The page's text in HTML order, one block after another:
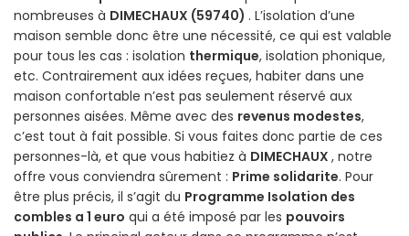
nombreuses à DIMECHAUX (59740) . L’isolation d’une
maison semble donc être une nécessité, ce qui est valable
pour tous les cas : isolation thermique, isolation phonique,
etc. Contrairement aux idées reçues, habiter dans une
maison confortable n’est pas seulement réservé aux
personnes aisées. Même avec des revenus modestes,
c’est tout à fait possible. Si vous faites donc partie de ces
personnes-là, et que vous habitiez à DIMECHAUX , notre
offre vous conviendra sûrement : Prime solidarite. Pour
être plus précis, il s’agit du Programme Isolation des
combles a 1 euro qui a été imposé par les pouvoirs